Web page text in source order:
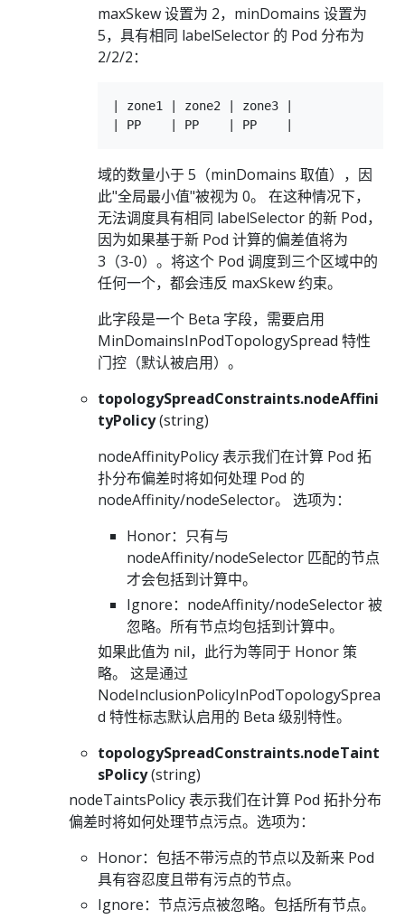
maxSkew 设置为 2，minDomains 设置为
5，具有相同 labelSelector 的 Pod 分布为
2/2/2：
| zone1 | zone2 | zone3 |
域的数量小于 5（minDomains 取值），因
此"全局最小值"被视为 0。 在这种情况下，
无法调度具有相同 labelSelector 的新 Pod，
因为如果基于新 Pod 计算的偏差值将为
3（3-0）。将这个 Pod 调度到三个区域中的
任何一个，都会违反 maxSkew 约束。
此字段是一个 Beta 字段，需要启用
MinDomainsInPodTopologySpread 特性
门控（默认被启用）。
topologySpreadConstraints.nodeAffini
tyPolicy(string)
nodeAffinityPolicy 表示我们在计算 Pod 拓
扑分布偏差时将如何处理 Pod 的
nodeAffinity/nodeSelector。 选项为：
Honor：只有与
nodeAffinity/nodeSelector 匹配的节点
才会包括到计算中。
Ignore：nodeAffinity/nodeSelector 被
忽略。所有节点均包括到计算中。
如果此值为 nil，此行为等同于 Honor 策
略。 这是通过
NodeInclusionPolicyInPodTopologySprea
d 特性标志默认启用的 Beta 级别特性。
topologySpreadConstraints.nodeTaint
sPolicy(string)
nodeTaintsPolicy 表示我们在计算 Pod 拓扑分布
偏差时将如何处理节点污点。选项为：
Honor：包括不带污点的节点以及新来 Pod
具有容忍度且带有污点的节点。
Ignore：节点污点被忽略。包括所有节点。